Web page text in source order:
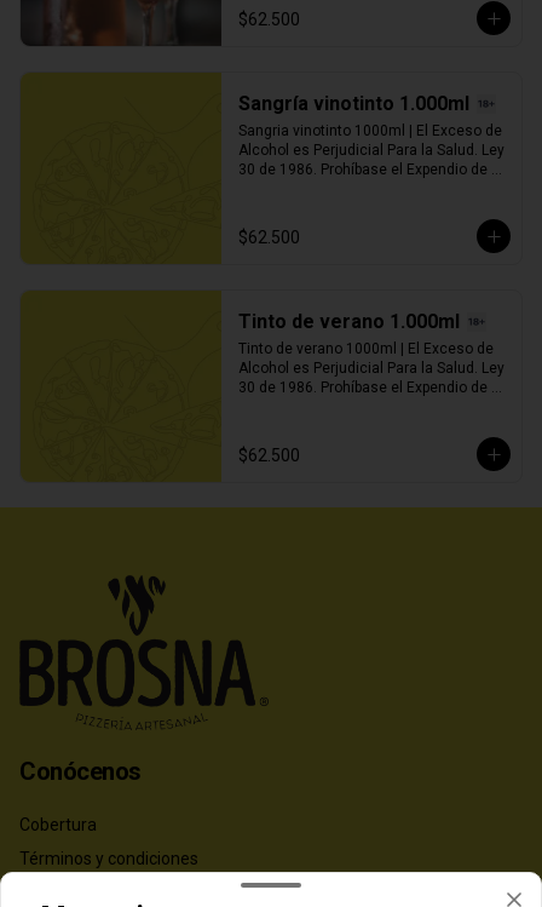
de 1994
$62.500
Sangría vinotinto 1.000ml
Sangria vinotinto 1000ml | El Exceso de
Alcohol es Perjudicial Para la Salud. Ley
30 de 1986. Prohíbase el Expendio de
de 1994
$62.500
Tinto de verano 1.000ml
Tinto de verano 1000ml | El Exceso de
Alcohol es Perjudicial Para la Salud. Ley
30 de 1986. Prohíbase el Expendio de
de 1994
$62.500
Conócenos
Cobertura
Términos y condiciones